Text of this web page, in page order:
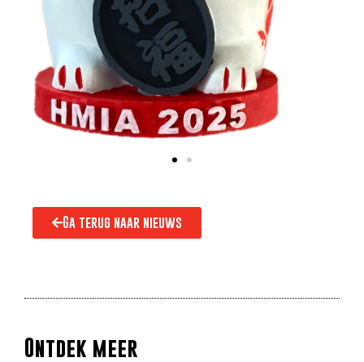
Ga terug naar nieuws
Ontdek meer